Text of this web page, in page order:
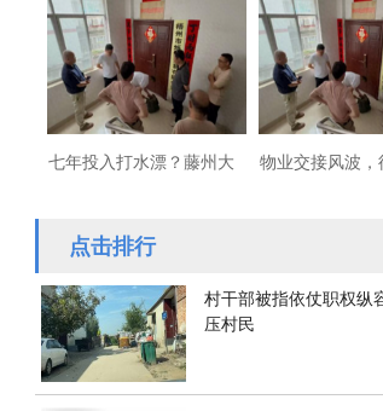
乡顶着35项违法行为“远洋
捕捞”港商
成都芯谷人工智
区“芯创社
七年投入打水漂？藤州大 物业交接风波
点击排行
村干部被指依仗职权纵
压村民